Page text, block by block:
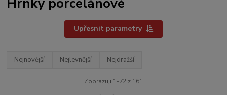
Upřesnit parametry
Nejnovější Nejlevnější Nejdražší
Zobrazuji 1-72 z 161